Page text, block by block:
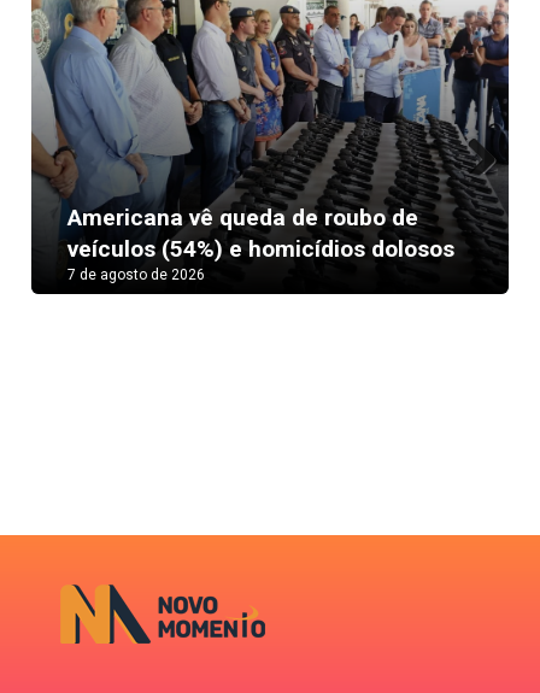
Americana vê queda de roubo de
veículos (54%) e homicídios dolosos
7 de agosto de 2026
Next